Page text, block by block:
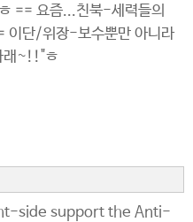
== 요즘...친북-세력들의
이단/위장-보수뿐만 아니라
래~!!"ㅎ
side support the Anti-